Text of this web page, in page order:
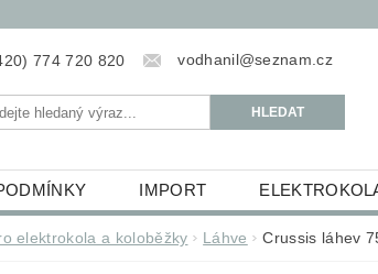
774 720 820 vodhanil@seznam.cz
IMPORT
ELEKTROKOLOBĚŽKY HUDEBNINY
elektrokola a koloběžky Láhve Crussis láhev